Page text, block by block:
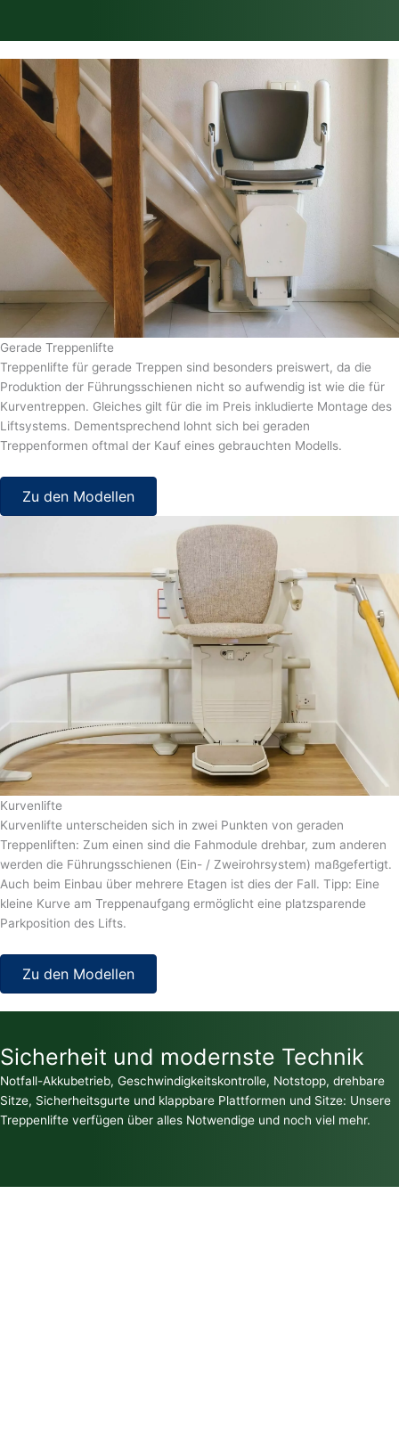
Gerade Treppenlifte
Treppenlifte für gerade Treppen sind besonders preiswert, da die
Produktion der Führungsschienen nicht so aufwendig ist wie die für
Kurventreppen. Gleiches gilt für die im Preis inkludierte Montage des
Liftsystems. Dementsprechend lohnt sich bei geraden
Treppenformen oftmal der Kauf eines gebrauchten Modells.
Zu den Modellen
Kurvenlifte
Kurvenlifte unterscheiden sich in zwei Punkten von geraden
Treppenliften: Zum einen sind die Fahmodule drehbar, zum anderen
werden die Führungsschienen (Ein- / Zweirohrsystem) maßgefertigt.
Auch beim Einbau über mehrere Etagen ist dies der Fall. Tipp: Eine
kleine Kurve am Treppenaufgang ermöglicht eine platzsparende
Parkposition des Lifts.
Zu den Modellen
Sicherheit und modernste Technik
Notfall-Akkubetrieb, Geschwindigkeitskontrolle, Notstopp, drehbare
Sitze, Sicherheitsgurte und klappbare Plattformen und Sitze: Unsere
Treppenlifte verfügen über alles Notwendige und noch viel mehr.